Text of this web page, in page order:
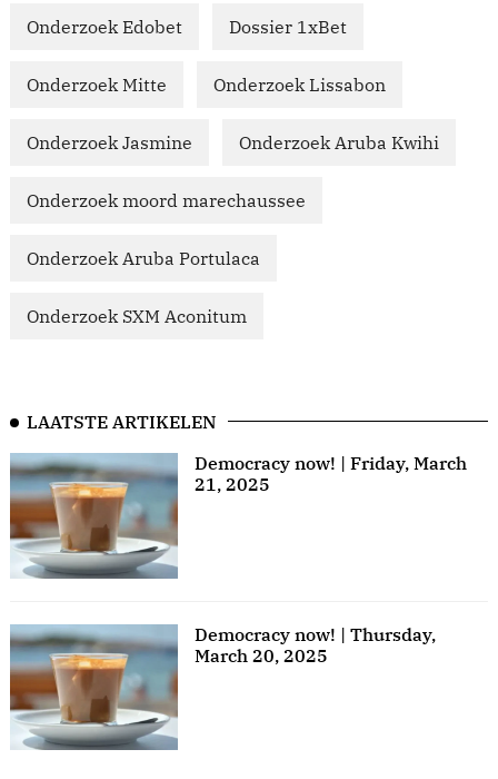
Onderzoek Edobet Dossier 1xBet
Onderzoek Mitte Onderzoek Lissabon
Onderzoek Jasmine Onderzoek Aruba Kwihi
Onderzoek moord marechaussee
Onderzoek Aruba Portulaca
Onderzoek SXM Aconitum
LAATSTE ARTIKELEN
Democracy now! | Friday, March
21, 2025
Democracy now! | Thursday,
March 20, 2025